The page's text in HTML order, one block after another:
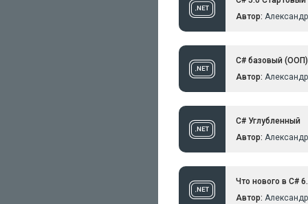
преподавателя
который очень
Javascript). Кстати
Javascript Starter был
доступен бесплатно,
вполне возможно его
Автор:
C# базовый (ООП)
Автор:
C# Углубленный
Автор:
Что нового в C#
Автор: